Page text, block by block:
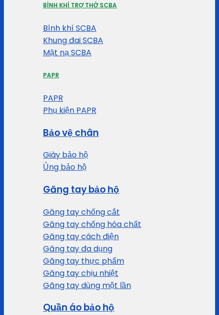
BÌNH KHÍ TRỢ THỞ SCBA
Bình khí SCBA
Khung đai SCBA
Mặt nạ SCBA
PAPR
PAPR
Phụ kiện PAPR
Bảo vệ chân
Giày bảo hộ
Ủng bảo hộ
Găng tay bảo hộ
Găng tay chống cắt
Găng tay chống hóa chất
Găng tay cách điện
Găng tay đa dụng
Găng tay thực phẩm
Găng tay chịu nhiệt
Găng tay dùng một lần
Quần áo bảo hộ